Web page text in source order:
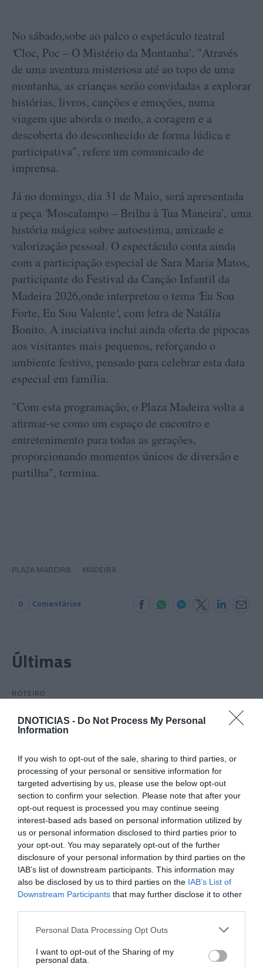
DNOTICIAS - Do Not Process My Personal
Information
If you wish to opt-out of the sale, sharing to third parties, or
processing of your personal or sensitive information for
targeted advertising by us, please use the below opt-out
section to confirm your selection. Please note that after your
opt-out request is processed you may continue seeing
interest-based ads based on personal information utilized by
us or personal information disclosed to third parties prior to
your opt-out. You may separately opt-out of the further
disclosure of your personal information by third parties on the
IAB’s list of downstream participants. This information may
also be disclosed by us to third parties on the IAB’s List of
Downstream Participants that may further disclose it to other
Please note that this website/app uses one or more Google
not limited to your visit or usage behaviour. You may click to
grant or deny consent to Google and its third-party tags to
Personal Data Processing Opt Outs
I want to opt-out of the Sharing of my
personal data.
No sábado,sobe ao palco o espetáculo teatral
'Cloc, Poc – O Mistério da Montanha'. "Através
de uma aventura misteriosa até ao topo de uma
montanha, as crianças serão convidadas a explorar
histórias, livros, canções e emoções, numa
viagem que aborda o medo, a coragem e a
descoberta do desconhecido de forma lúdica e
participativa", refere um comunicado de
imprensa.
Já no domingo, dia 31 de Maio, será apresentada
a peça 'Moscalampo – Brilha à Tua Maneira', uma
história mágica sobre autoestima, amizade e
valorização pessoal. O espectáculo conta ainda
com a participação especial de Sara Maria Matos,
participante do Festival da Canção Infantil da
Madeira 2026,onde interpretou o tema 'Eu Sou
Forte, Eu Sou Valente', com letra de Natália
Bonito. A iniciativa inclui ainda oferta de pipocas
aos visitantes mais pequenos, reforçando o
ambiente festivo, pensado para celebrar esta data
especial em família.
"Com esta programação, o Plaza Madeira volta a
afirmar-se como um espaço de encontro e
entretenimento para todas as gerações,
proporcionando momentos únicos de diversão e
partilha", termina.
PLAZA MADEIRA MADEIRA
0 Comentários
Últimas
ROTEIRO
Mariano regressa ao Marginal e Summer Jam anima o
Jam este Sábado
“Muda o corpo de todas as mulheres”
PRODUTOS E MARCAS
Conheça a programação de fim-de-semana dos hotéis
da colecção Savoy Signature